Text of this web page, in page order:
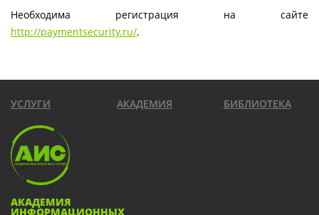
Необходима регистрация на сайте
http://paymentsecurity.ru/.
УСЛУГИ АКАДЕМИЯ БИБЛИОТЕКА
АКАДЕМИЯ
ИНФОРМАЦИОННЫХ